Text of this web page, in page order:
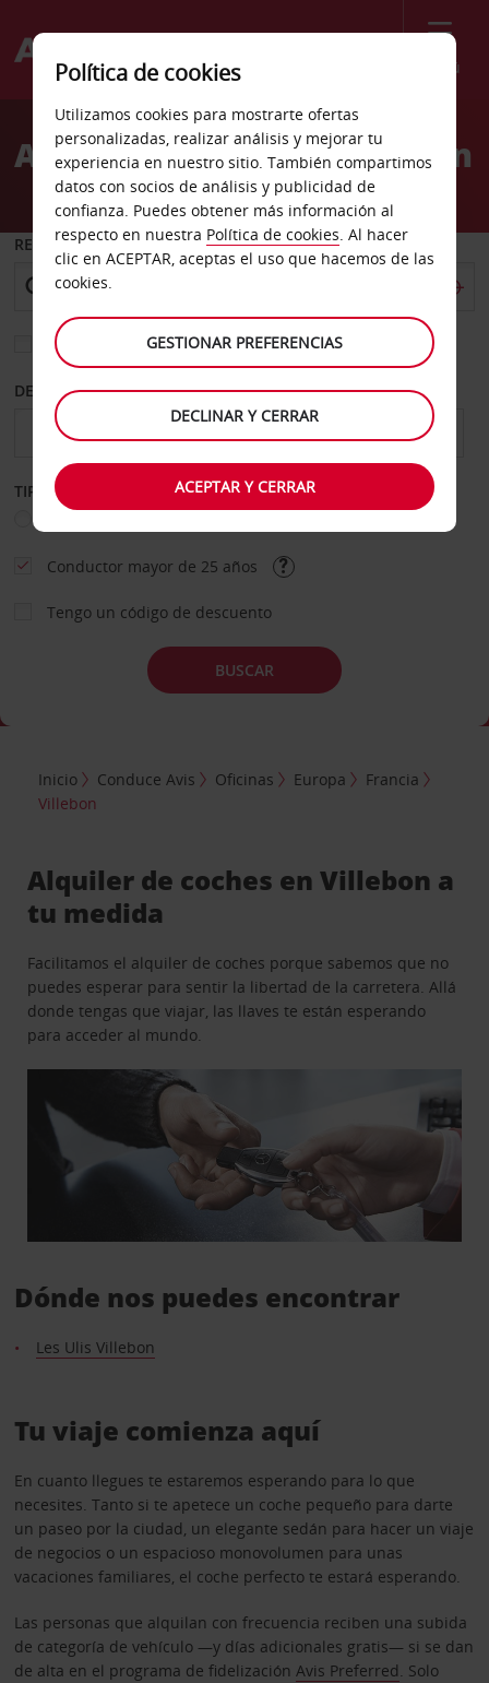
Menú
Welcome
AvisAlquiler de coches Villebon
RECOGER EN
Elegir otra oficina de devolución
DESDE HASTA
TIPO DE ALQUILER
Conductor mayor de 25 años
Tengo un código de descuento
BUSCAR
Inicio Conduce Avis Oficinas Europa
Francia
Villebon
Alquiler de coches en Villebon a
tu medida
Facilitamos el alquiler de coches porque sabemos que no
puedes esperar para sentir la libertad de la carretera. Allá
donde tengas que viajar, las llaves te están esperando
para acceder al mundo.
Dónde nos puedes encontrar
Les Ulis Villebon
Tu viaje comienza aquí
En cuanto llegues te estaremos esperando para lo que
necesites. Tanto si te apetece un coche pequeño para darte
un paseo por la ciudad, un elegante sedán para hacer un viaje
de negocios o un espacioso monovolumen para unas
vacaciones familiares, el coche perfecto te estará esperando.
Las personas que alquilan con frecuencia reciben una subida
de categoría de vehículo —y días adicionales gratis— si se dan
de alta en el programa de fidelización Avis Preferred. Solo
Política de cookies
Utilizamos cookies para mostrarte ofertas
personalizadas, realizar análisis y mejorar tu
experiencia en nuestro sitio. También compartimos
datos con socios de análisis y publicidad de
confianza. Puedes obtener más información al
respecto en nuestra Política de cookies. Al hacer
clic en ACEPTAR, aceptas el uso que hacemos de las
cookies.
GESTIONAR PREFERENCIAS
DECLINAR Y CERRAR
ACEPTAR Y CERRAR